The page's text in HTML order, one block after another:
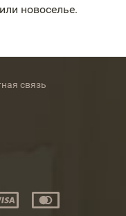
новоселье.
связь